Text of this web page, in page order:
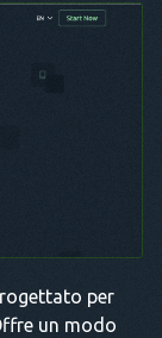
per
un modo